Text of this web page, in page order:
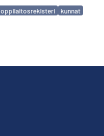
oppilaitosrekisteri kunnat